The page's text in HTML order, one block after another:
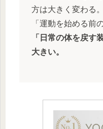
方は大きく変わる。
「運動を始める前
「日常の体を戻す
大きい。